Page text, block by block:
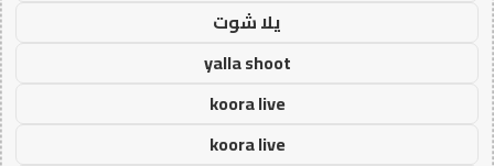
يلا شوت
yalla shoot
koora live
koora live